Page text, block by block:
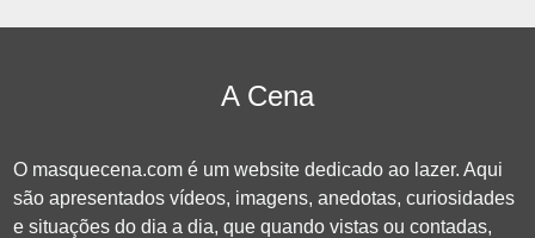
A Cena
O masquecena.com é um website dedicado ao lazer. Aqui
são apresentados vídeos, imagens, anedotas, curiosidades
e situações do dia a dia, que quando vistas ou contadas,